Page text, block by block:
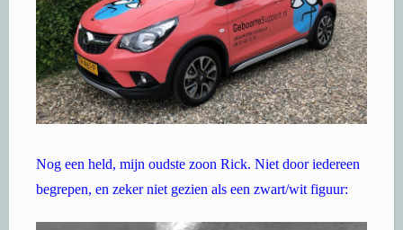
Nog een held, mijn oudste zoon Rick. Niet door iedereen
begrepen, en zeker niet gezien als een zwart/wit figuur: